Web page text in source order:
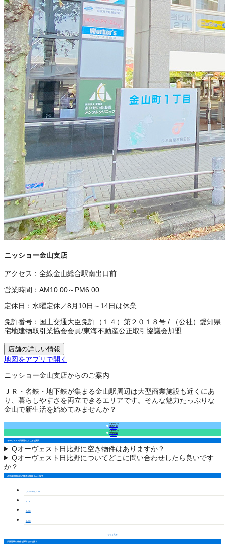
ニッショー金山支店
アクセス： 全線金山総合駅南出口前
営業時間： AM10:00～PM6:00
定休日： 水曜定休／8月10日～14日は休業
免許番号： 国土交通大臣免許（１４）第２０１８号 /
（公社）愛知県
宅地建物取引業協会会員/東海不動産公正取引協議会加盟
店舗の詳しい情報
地図をアプリで開く
ニッショー金山支店からのご案内
ＪＲ・名鉄・地下鉄が集まる金山駅周辺は大型商業施設も近くにあ
り、暮らしやすさを両立できるエリアです。そんな魅力たっぷりな
金山で新生活を始めてみませんか？
フォームで
来店予約
（無料）
フォームで
空室確認
（無料）
オーヴェスト日比野のよくある質問
Qオーヴェスト日比野に空き物件はありますか？
Qオーヴェスト日比野についてどこに問い合わせしたら良いです
か？
名古屋市熱田区の物件を間取りから探す
ワンルーム・1K
1LDK
2LDK
3LDK
もっと見る
日比野駅の物件を間取りから探す